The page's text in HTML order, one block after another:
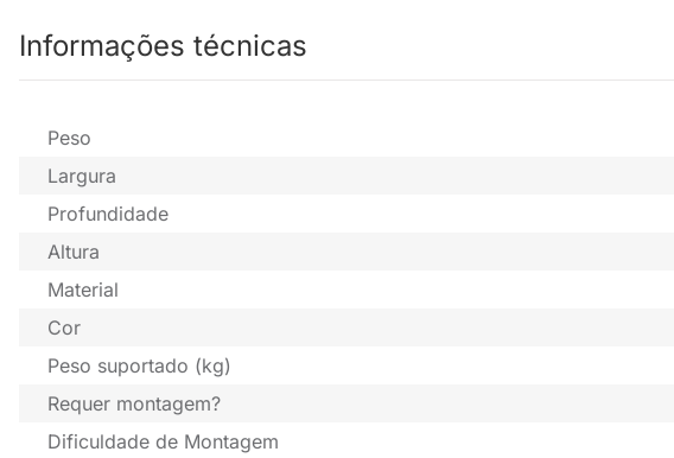
Informações técnicas
Peso
Largura
Profundidade
Altura
Material
Cor
Peso suportado (kg)
Requer montagem?
Dificuldade de Montagem